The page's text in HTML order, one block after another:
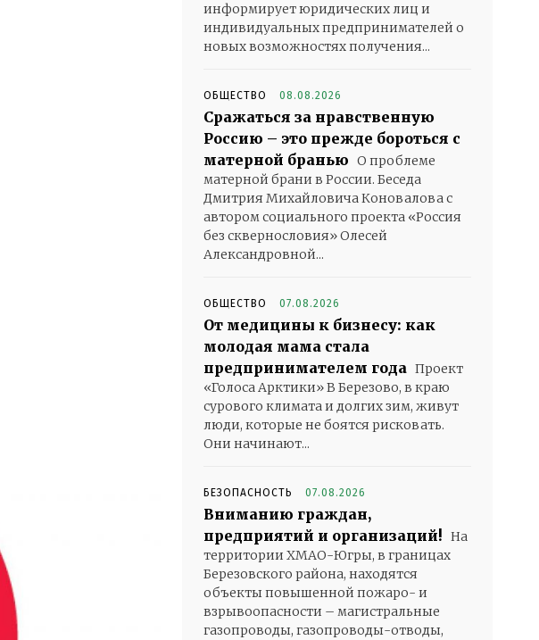
информирует юридических лиц и
индивидуальных предпринимателей о
новых возможностях получения...
ОБЩЕСТВО 08.08.2026
Сражаться за нравственную
Россию – это прежде бороться с
матерной бранью О проблеме
матерной брани в России. Беседа
Дмитрия Михайловича Коновалова с
автором социального проекта «Россия
без сквернословия» Олесей
Александровной...
ОБЩЕСТВО 07.08.2026
От медицины к бизнесу: как
молодая мама стала
предпринимателем года Проект
«Голоса Арктики» В Березово, в краю
сурового климата и долгих зим, живут
люди, которые не боятся рисковать.
Они начинают...
БЕЗОПАСНОСТЬ 07.08.2026
Вниманию граждан,
предприятий и организаций! На
территории ХМАО-Югры, в границах
Березовского района, находятся
объекты повышенной пожаро- и
взрывоопасности – магистральные
газопроводы, газопроводы-отводы,